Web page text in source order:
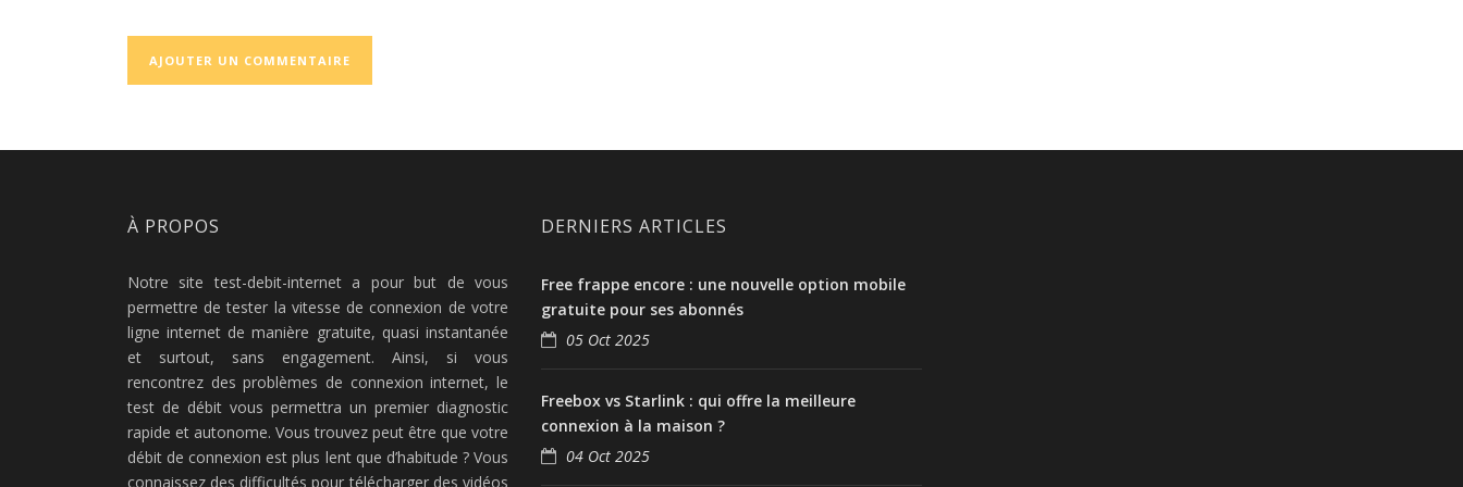
À PROPOS
Notre site test-debit-internet a pour but de vous
permettre de tester la vitesse de connexion de votre
ligne internet de manière gratuite, quasi instantanée
et surtout, sans engagement. Ainsi, si vous
rencontrez des problèmes de connexion internet, le
test de débit vous permettra un premier diagnostic
rapide et autonome. Vous trouvez peut être que votre
débit de connexion est plus lent que d’habitude ? Vous
connaissez des difficultés pour télécharger des vidéos
DERNIERS ARTICLES
Free frappe encore : une nouvelle option mobile
gratuite pour ses abonnés
05 Oct 2025
Freebox vs Starlink : qui offre la meilleure
connexion à la maison ?
04 Oct 2025